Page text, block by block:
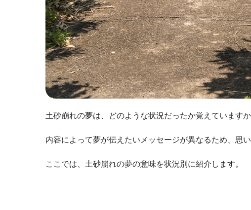
土砂崩れの夢は、どのような状況だったか覚えていますか
内容によって夢が伝えたいメッセージが異なるため、思い
ここでは、土砂崩れの夢の意味を状況別に紹介します。